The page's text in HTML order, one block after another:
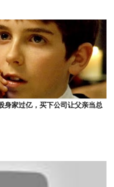
身家过亿，买下公司让父亲当总